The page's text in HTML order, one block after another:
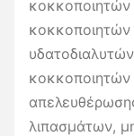
λιπασμάτων,